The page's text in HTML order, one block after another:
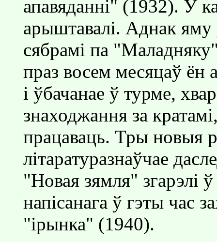
апавяданнi" (1932). У
арыштавалi. Аднак
сябрамi па
праз восем месяцаў
i ўбачанае ў турме,
знаходжання за
працаваць. Тры новыя
лiтаратуразнаўчае
"Новая зямля" згарэлi
напiсанага ў гэты час
"iрынка" (1940).